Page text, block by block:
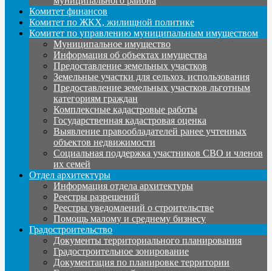
Комитет финансов
Комитет по ЖКХ, жилищной политике
Комитет по управлению муниципальным имуществом
Муниципальное имущество
Информация об объектах имущества
Предоставление земельных участков
Земельные участки для сельхоз. использования
Предоставление земельных участков льготным
категориям граждан
Комплексные кадастровые работы
Государственная кадастровая оценка
Выявление правообладателей ранее учтенных
объектов недвижимости
Социальная поддержка участников СВО и членов
их семей
Отдел архитектуры
Информация отдела архитектуры
Реестры разрешений
Реестры уведомлений о строительстве
Помощь малому и среднему бизнесу
Градостроительство
Документы территориального планирования
Градостроительное зонирование
Документация по планировке территории